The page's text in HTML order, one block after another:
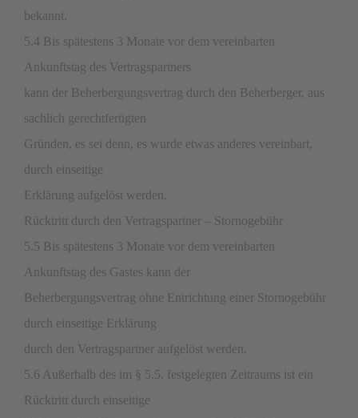
bekannt.
5.4 Bis spätestens 3 Monate vor dem vereinbarten
Ankunftstag des Vertragspartners
kann der Beherbergungsvertrag durch den Beherberger, aus
sachlich gerechtfertigten
Gründen, es sei denn, es wurde etwas anderes vereinbart,
durch einseitige
Erklärung aufgelöst werden.
Rücktritt durch den Vertragspartner – Stornogebühr
5.5 Bis spätestens 3 Monate vor dem vereinbarten
Ankunftstag des Gastes kann der
Beherbergungsvertrag ohne Entrichtung einer Stornogebühr
durch einseitige Erklärung
durch den Vertragspartner aufgelöst werden.
5.6 Außerhalb des im § 5.5. festgelegten Zeitraums ist ein
Rücktritt durch einseitige